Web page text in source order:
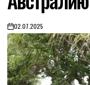
on02.07.2025